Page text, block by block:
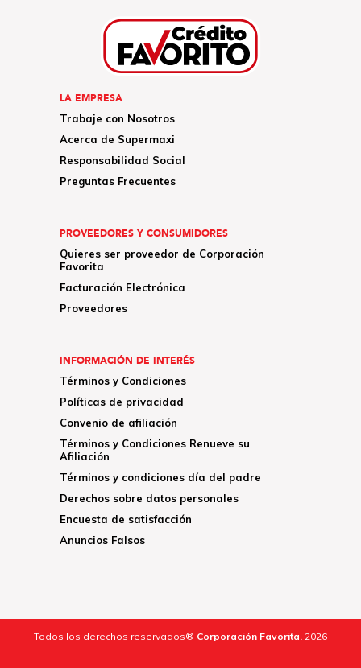
LA EMPRESA
Trabaje con Nosotros
Acerca de Supermaxi
Responsabilidad Social
Preguntas Frecuentes
PROVEEDORES Y CONSUMIDORES
Quieres ser proveedor de Corporación
Favorita
Facturación Electrónica
Proveedores
INFORMACIÓN DE INTERÉS
Términos y Condiciones
Políticas de privacidad
Convenio de afiliación
Términos y Condiciones Renueve su
Afiliación
Términos y condiciones día del padre
Derechos sobre datos personales
Encuesta de satisfacción
Anuncios Falsos
Todos los derechos reservados® Corporación Favorita. 2026